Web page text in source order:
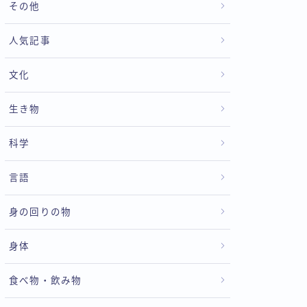
その他
人気記事
文化
生き物
科学
言語
身の回りの物
身体
食べ物・飲み物